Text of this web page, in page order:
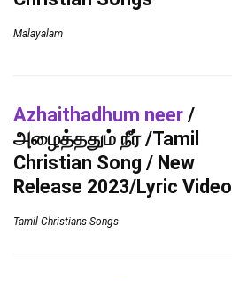
Malayalam
Azhaithadhum neer /
அழைத்ததும் நீர் /Tamil
Christian Song / New
Release 2023/Lyric Video
Tamil Christians Songs